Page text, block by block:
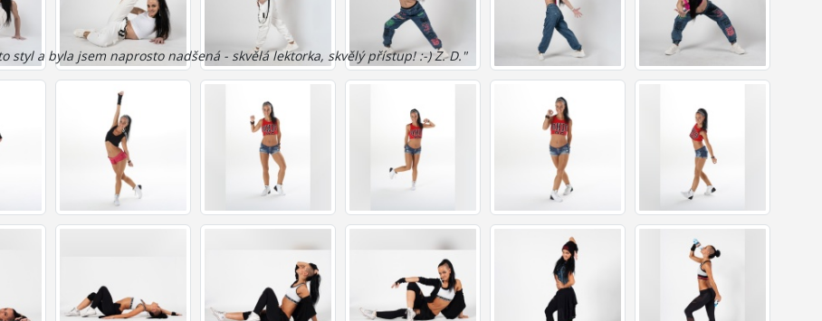
a byla jsem naprosto nadšená - skvělá lektorka, skvělý přístup! :-) Z. D."